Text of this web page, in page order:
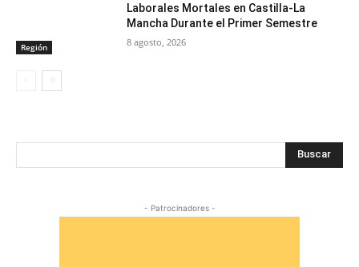
Región
Laborales Mortales en Castilla-La
Mancha Durante el Primer Semestre
8 agosto, 2026
Buscar
- Patrocinadores -